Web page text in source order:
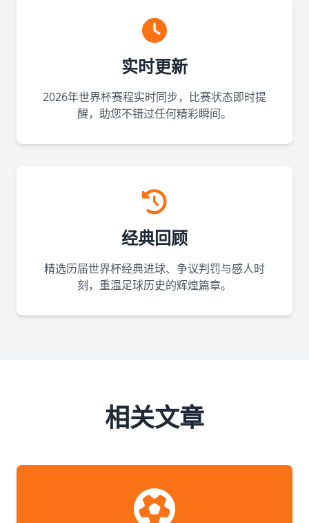
实时更新
2026年世界杯赛程实时同步，比赛状态即时提
醒，助您不错过任何精彩瞬间。
经典回顾
精选历届世界杯经典进球、争议判罚与感人时
刻，重温足球历史的辉煌篇章。
相关文章